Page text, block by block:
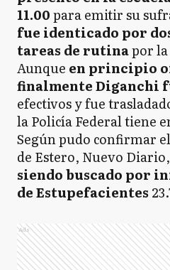
11.00para emitir su
fue identicado por
tareas de rutinapor
Aunque en principio
finalmente Diganchi
efectivos y fue
la Policía Federal tiene
Según pudo confirmar
de Estero, Nuevo Diario,
siendo buscado por
de Estupefacientes
Ads